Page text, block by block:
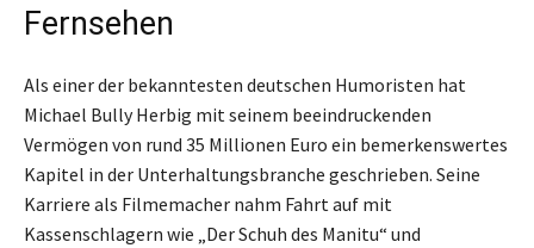
Fernsehen
Als einer der bekanntesten deutschen Humoristen hat
Michael Bully Herbig mit seinem beeindruckenden
Vermögen von rund 35 Millionen Euro ein bemerkenswertes
Kapitel in der Unterhaltungsbranche geschrieben. Seine
Karriere als Filmemacher nahm Fahrt auf mit
Kassenschlagern wie „Der Schuh des Manitu“ und